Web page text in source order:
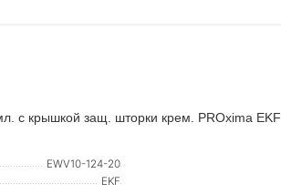
с крышкой защ. шторки крем. PROxima EKF
EWV10-124-20
EKF